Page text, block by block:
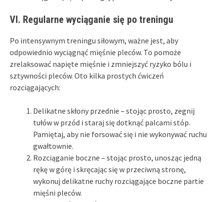
VI. Regularne wyciąganie się po treningu
Po intensywnym treningu siłowym, ważne jest, aby
odpowiednio wyciągnąć mięśnie pleców. To pomoże
zrelaksować napięte mięśnie i zmniejszyć ryzyko bólu i
sztywności pleców. Oto kilka prostych ćwiczeń
rozciągających:
Delikatne skłony przednie – stojąc prosto, zegnij
tułów w przód i staraj się dotknąć palcami stóp.
Pamiętaj, aby nie forsować się i nie wykonywać ruchu
gwałtownie.
Rozciąganie boczne – stojąc prosto, unosząc jedną
rękę w górę i skręcając się w przeciwną stronę,
wykonuj delikatne ruchy rozciągające boczne partie
mięśni pleców.